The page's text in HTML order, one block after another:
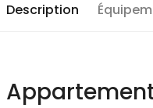
Description